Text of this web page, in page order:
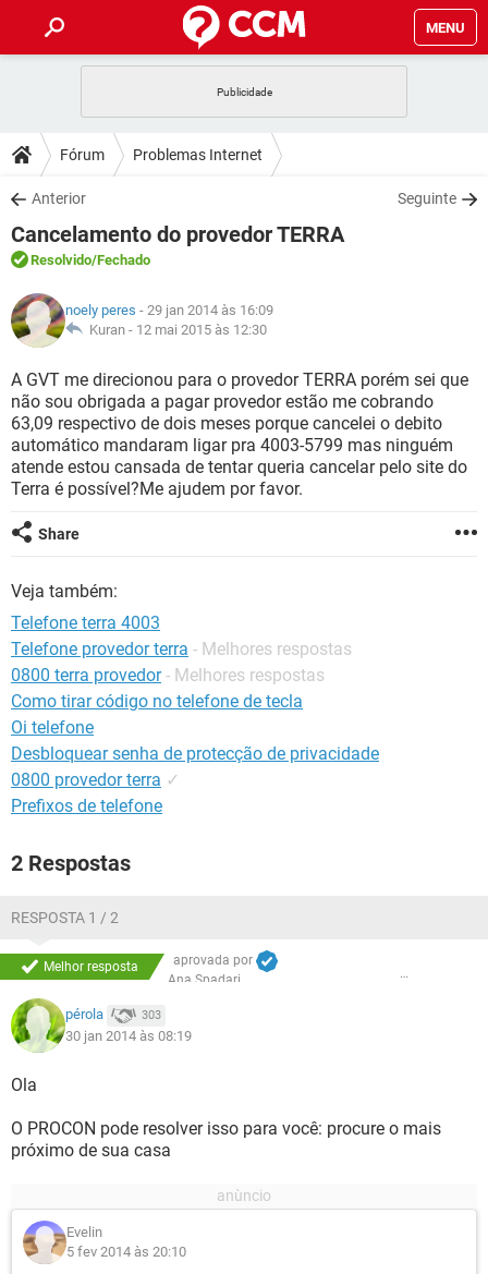
MENU
CELULAR FACEBOOK
OUTLOOK
INSTAGRAM GMAIL
GUIA DE COMPRAS
DICAS
JOGOS WHATSAPP
OUTLOOK
INSTAGRAM
GUIA DE COMPRAS
DOWNLOADS
JOGOS WHATSAPP
CELULAR
OUTLOOK EXCEL
INSTAGRAM
GUIA DE COMPRAS
FÓRUM
JOGOS
CELULAR FACEBOOK
INSTAGRAM GMAIL
GUIA DE COMPRAS
GLOSSÁRIO
JOGOS
CELULAR FACEBOOK
OUTLOOK EXCEL
INSTAGRAM GMAIL
GUIA DE COMPRAS
Fórum Problemas Internet
Anterior Seguinte
Cancelamento do provedor TERRA
Resolvido/Fechado
noely peres - 29 jan 2014 às 16:09
Kuran - 12 mai 2015 às 12:30
A GVT me direcionou para o provedor TERRA porém sei que
não sou obrigada a pagar provedor estão me cobrando
63,09 respectivo de dois meses porque cancelei o debito
automático mandaram ligar pra 4003-5799 mas ninguém
atende estou cansada de tentar queria cancelar pelo site do
Terra é possível?Me ajudem por favor.
Share
Veja também:
Telefone terra 4003
Telefone provedor terra - Melhores respostas
0800 terra provedor - Melhores respostas
Como tirar código no telefone de tecla
Oi telefone
Desbloquear senha de protecção de privacidade
0800 provedor terra ✓
Prefixos de telefone
2 Respostas
RESPOSTA 1 / 2
Melhor resposta
aprovada por
Ana Spadari
pérola 303
30 jan 2014 às 08:19
Ola
O PROCON pode resolver isso para você: procure o mais
próximo de sua casa
Evelin
5 fev 2014 às 20:10